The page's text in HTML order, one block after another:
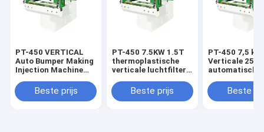
PT-450 VERTICAL
Auto Bumper Making
Injection Machine
Beste prijs
PT-450 7.5KW 1.5T
thermoplastische
verticale luchtfilter
automatisch
Beste prijs
PT-450 7,5 kW
Verticale 250
automatische
Beste